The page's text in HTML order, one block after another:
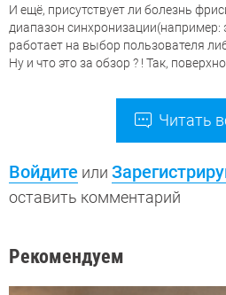
И ещё, присутствует ли болезнь
диапазон синхронизации(например:
работает на выбор пользователя
Ну и что это за обзор ? ! Так,
Читать
Войдите или
оставить комментарий
Рекомендуем